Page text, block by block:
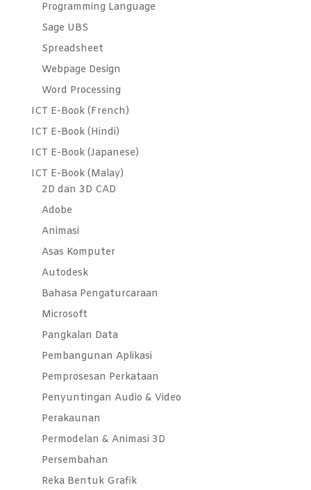
Programming Language
Sage UBS
Spreadsheet
Webpage Design
Word Processing
ICT E-Book (French)
ICT E-Book (Hindi)
ICT E-Book (Japanese)
ICT E-Book (Malay)
2D dan 3D CAD
Adobe
Animasi
Asas Komputer
Autodesk
Bahasa Pengaturcaraan
Microsoft
Pangkalan Data
Pembangunan Aplikasi
Pemprosesan Perkataan
Penyuntingan Audio & Video
Perakaunan
Permodelan & Animasi 3D
Persembahan
Reka Bentuk Grafik